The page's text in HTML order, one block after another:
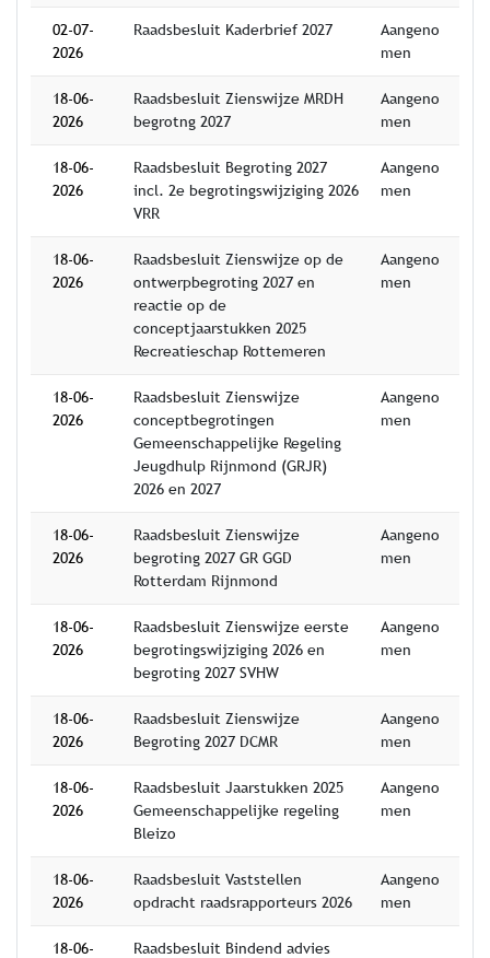
02-07-
2026
Raadsbesluit Kaderbrief 2027
Aangeno
men
18-06-
2026
Raadsbesluit Zienswijze MRDH
begrotng 2027
Aangeno
men
18-06-
2026
Raadsbesluit Begroting 2027
incl. 2e begrotingswijziging 2026
VRR
Aangeno
men
18-06-
2026
Raadsbesluit Zienswijze op de
ontwerpbegroting 2027 en
reactie op de
conceptjaarstukken 2025
Recreatieschap Rottemeren
Aangeno
men
18-06-
2026
Raadsbesluit Zienswijze
conceptbegrotingen
Gemeenschappelijke Regeling
Jeugdhulp Rijnmond (GRJR)
2026 en 2027
Aangeno
men
18-06-
2026
Raadsbesluit Zienswijze
begroting 2027 GR GGD
Rotterdam Rijnmond
Aangeno
men
18-06-
2026
Raadsbesluit Zienswijze eerste
begrotingswijziging 2026 en
begroting 2027 SVHW
Aangeno
men
18-06-
2026
Raadsbesluit Zienswijze
Begroting 2027 DCMR
Aangeno
men
18-06-
2026
Raadsbesluit Jaarstukken 2025
Gemeenschappelijke regeling
Bleizo
Aangeno
men
18-06-
2026
Raadsbesluit Vaststellen
opdracht raadsrapporteurs 2026
Aangeno
men
18-06-
Raadsbesluit Bindend advies